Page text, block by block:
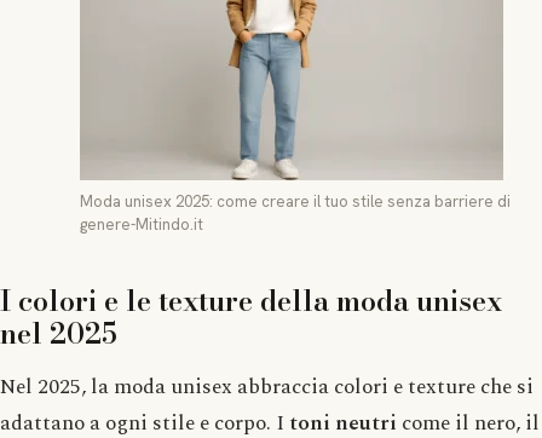
Moda unisex 2025: come creare il tuo stile senza barriere di
genere-Mitindo.it
I colori e le texture della moda unisex
nel 2025
Nel 2025, la moda unisex abbraccia colori e texture che si
adattano a ogni stile e corpo. I toni neutri come il nero, il